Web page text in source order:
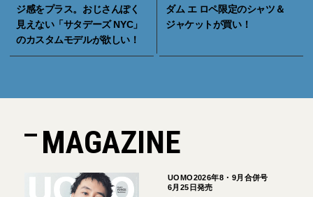
ジ感をプラス。おじさんぽく
見えない「サタデーズ NYC」
のカスタムモデルが欲しい！
ダム エ ロペ限定のシャツ＆
ジャケットが買い！
MAGAZINE
UOMO2026年8・9月合併号
6月25日発売